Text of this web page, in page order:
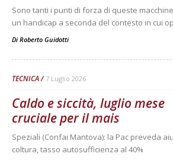
Sono tanti i punti di forza di queste
un handicap a seconda del contesto in cui
Di Roberto Guidotti
TECNICA 7 Luglio 2026
Caldo e siccità, luglio mese
cruciale per il mais
Speziali (Confai Mantova): la Pac preveda
coltura, tasso autosufficienza al 40%